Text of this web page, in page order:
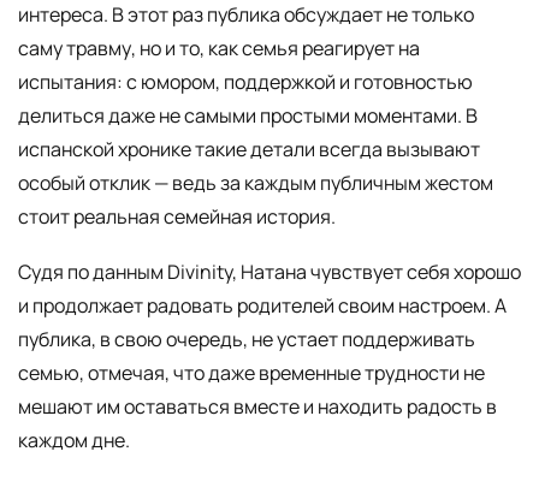
интереса. В этот раз публика обсуждает не только
саму травму, но и то, как семья реагирует на
испытания: с юмором, поддержкой и готовностью
делиться даже не самыми простыми моментами. В
испанской хронике такие детали всегда вызывают
особый отклик — ведь за каждым публичным жестом
стоит реальная семейная история.
Судя по данным Divinity, Натана чувствует себя хорошо
и продолжает радовать родителей своим настроем. А
публика, в свою очередь, не устает поддерживать
семью, отмечая, что даже временные трудности не
мешают им оставаться вместе и находить радость в
каждом дне.